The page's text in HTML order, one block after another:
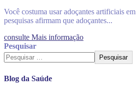
Você costuma usar adoçantes artificiais
pesquisas afirmam que adoçantes...
consulte Mais informação
Pesquisar
Pesquisar
Blog da Saúde